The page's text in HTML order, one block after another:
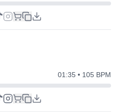
01:35 • 105 BPM